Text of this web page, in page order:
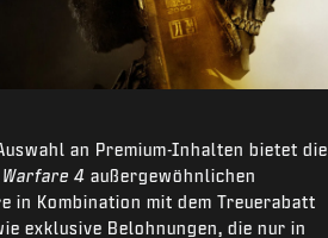
an Premium-Inhalten bietet die
4 außergewöhnlichen
in Kombination mit dem Treuerabatt
exklusive Belohnungen, die nur in